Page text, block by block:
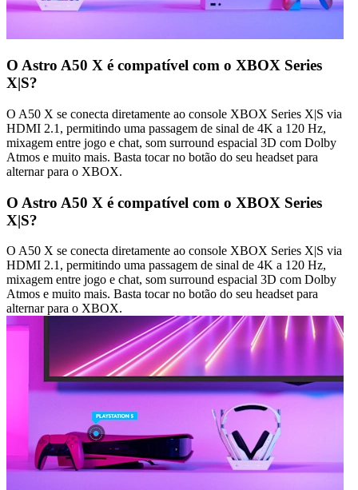
O Astro A50 X é compatível com o XBOX Series
X|S?
O A50 X se conecta diretamente ao console XBOX Series X|S via
HDMI 2.1, permitindo uma passagem de sinal de 4K a 120 Hz,
mixagem entre jogo e chat, som surround espacial 3D com Dolby
Atmos e muito mais. Basta tocar no botão do seu headset para
alternar para o XBOX.
O Astro A50 X é compatível com o XBOX Series
X|S?
O A50 X se conecta diretamente ao console XBOX Series X|S via
HDMI 2.1, permitindo uma passagem de sinal de 4K a 120 Hz,
mixagem entre jogo e chat, som surround espacial 3D com Dolby
Atmos e muito mais. Basta tocar no botão do seu headset para
alternar para o XBOX.